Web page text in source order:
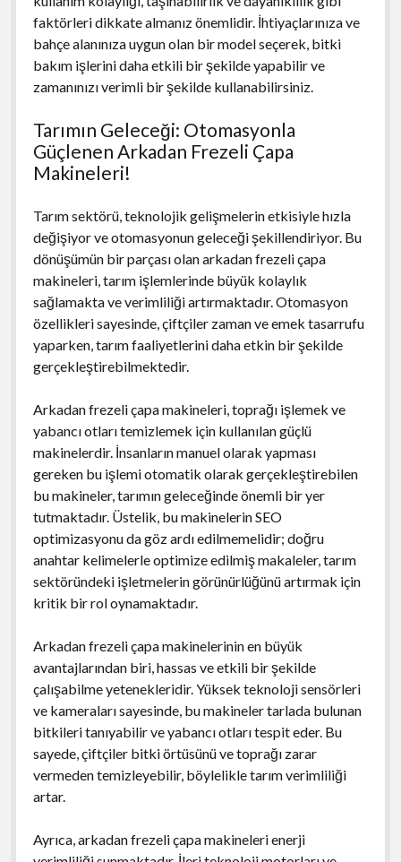
faktörleri dikkate almanız önemlidir. İhtiyaçlarınıza ve
bahçe alanınıza uygun olan bir model seçerek, bitki
bakım işlerini daha etkili bir şekilde yapabilir ve
zamanınızı verimli bir şekilde kullanabilirsiniz.
Tarımın Geleceği: Otomasyonla
Güçlenen Arkadan Frezeli Çapa
Makineleri!
Tarım sektörü, teknolojik gelişmelerin etkisiyle hızla
değişiyor ve otomasyonun geleceği şekillendiriyor. Bu
dönüşümün bir parçası olan arkadan frezeli çapa
makineleri, tarım işlemlerinde büyük kolaylık
sağlamakta ve verimliliği artırmaktadır. Otomasyon
özellikleri sayesinde, çiftçiler zaman ve emek tasarrufu
yaparken, tarım faaliyetlerini daha etkin bir şekilde
gerçekleştirebilmektedir.
Arkadan frezeli çapa makineleri, toprağı işlemek ve
yabancı otları temizlemek için kullanılan güçlü
makinelerdir. İnsanların manuel olarak yapması
gereken bu işlemi otomatik olarak gerçekleştirebilen
bu makineler, tarımın geleceğinde önemli bir yer
tutmaktadır. Üstelik, bu makinelerin SEO
optimizasyonu da göz ardı edilmemelidir; doğru
anahtar kelimelerle optimize edilmiş makaleler, tarım
sektöründeki işletmelerin görünürlüğünü artırmak için
kritik bir rol oynamaktadır.
Arkadan frezeli çapa makinelerinin en büyük
avantajlarından biri, hassas ve etkili bir şekilde
çalışabilme yetenekleridir. Yüksek teknoloji sensörleri
ve kameraları sayesinde, bu makineler tarlada bulunan
bitkileri tanıyabilir ve yabancı otları tespit eder. Bu
sayede, çiftçiler bitki örtüsünü ve toprağı zarar
vermeden temizleyebilir, böylelikle tarım verimliliği
artar.
Ayrıca, arkadan frezeli çapa makineleri enerji